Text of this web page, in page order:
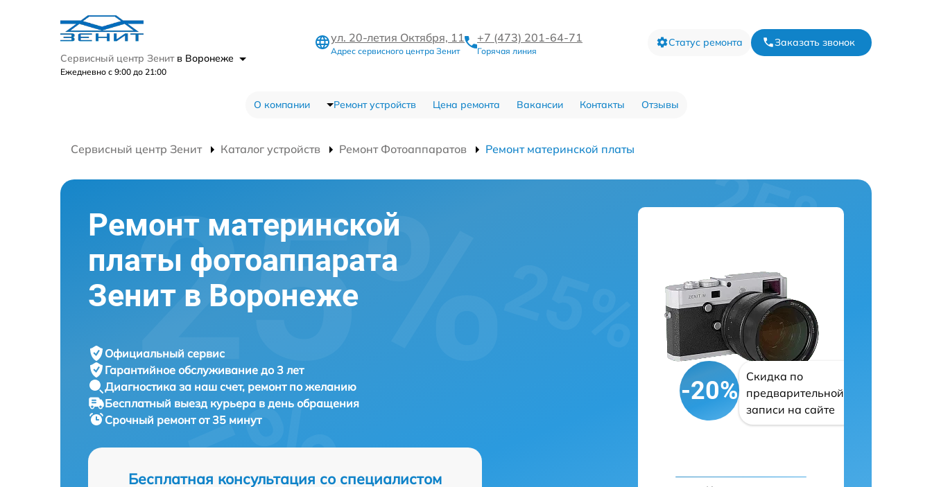
Сервисный центр Зенит в Воронеже
Ежедневно с 9:00 до 21:00
ул. 20-летия Октября, 11
Адрес сервисного центра Зенит
+7 (473) 201-64-71
Горячая линия
Статус ремонта Заказать звонок
О компании Ремонт устройств Цена ремонта Вакансии Контакты Отзывы
Сервисный центр Зенит Каталог устройств Ремонт Фотоаппаратов Ремонт материнской платы
Ремонт материнской
платы фотоаппарата
Зенит в Воронеже
Официальный сервис
Гарантийное обслуживание до 3 лет
Диагностика за наш счет, ремонт по желанию
Бесплатный выезд курьера в день обращения
Срочный ремонтот 35 минут
Бесплатная консультация со специалистом
-20%
Скидка по
предварительной
записи на сайте